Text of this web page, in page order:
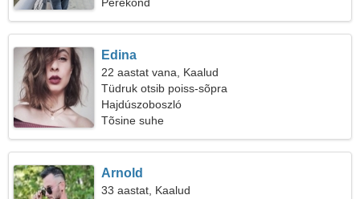
Edina
22 aastat vana, Kaalud
Tüdruk otsib poiss-sõpra
Hajdúszoboszló
Tõsine suhe
Arnold
33 aastat, Kaalud